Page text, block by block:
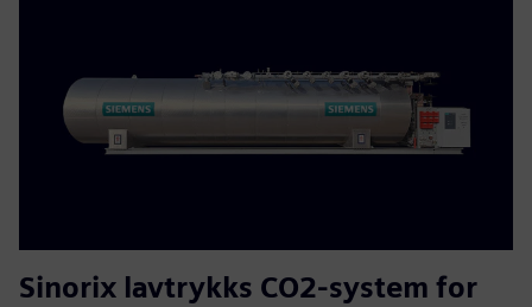
Sinorix lavtrykks CO2-system for